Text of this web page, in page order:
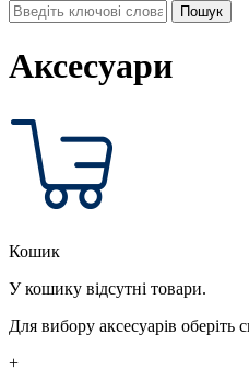
Аксесуари
Кошик
У кошику відсутні товари.
Для вибору аксесуарів
+